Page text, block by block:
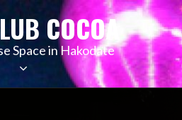
COCOA
Space in Hakodate